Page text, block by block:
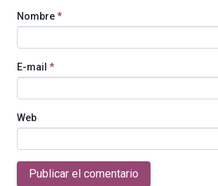
Nombre*
E-mail *
Web
Publicar el comentario